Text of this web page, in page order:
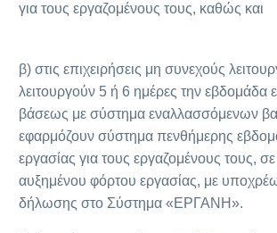
για τους εργαζομένους τους, καθώς και
β) στις επιχειρήσεις μη συνεχούς
λειτουργούν 5 ή 6 ημέρες την εβδομάδα
βάσεως με σύστημα εναλλασσόμενων
εφαρμόζουν σύστημα πενθήμερης
εργασίας για τους εργαζομένους τους,
αυξημένου φόρτου εργασίας, με
δήλωσης στο Σύστημα «ΕΡΓΑΝΗ».